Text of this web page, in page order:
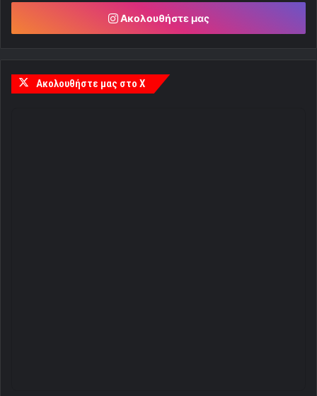
Ακολουθήστε μας
Ακολουθήστε μας στο X